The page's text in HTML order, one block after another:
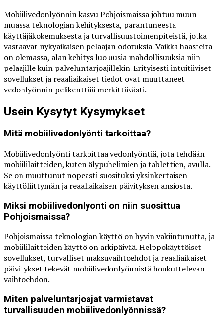
Mobiilivedonlyönnin kasvu Pohjoismaissa johtuu muun
muassa teknologian kehityksestä, parantuneesta
käyttäjäkokemuksesta ja turvallisuustoimenpiteistä, jotka
vastaavat nykyaikaisen pelaajan odotuksia. Vaikka haasteita
on olemassa, alan kehitys luo uusia mahdollisuuksia niin
pelaajille kuin palveluntarjoajillekin. Erityisesti intuitiiviset
sovellukset ja reaaliaikaiset tiedot ovat muuttaneet
vedonlyönnin pelikenttää merkittävästi.
Usein Kysytyt Kysymykset
Mitä mobiilivedonlyönti tarkoittaa?
Mobiilivedonlyönti tarkoittaa vedonlyöntiä, jota tehdään
mobiililaitteiden, kuten älypuhelimien ja tablettien, avulla.
Se on muuttunut nopeasti suosituksi yksinkertaisen
käyttöliittymän ja reaaliaikaisen päivityksen ansiosta.
Miksi mobiilivedonlyönti on niin suosittua
Pohjoismaissa?
Pohjoismaissa teknologian käyttö on hyvin vakiintunutta, ja
mobiililaitteiden käyttö on arkipäivää. Helppokäyttöiset
sovellukset, turvalliset maksuvaihtoehdot ja reaaliaikaiset
päivitykset tekevät mobiilivedonlyönnistä houkuttelevan
vaihtoehdon.
Miten palveluntarjoajat varmistavat
turvallisuuden mobiilivedonlyönnissä?